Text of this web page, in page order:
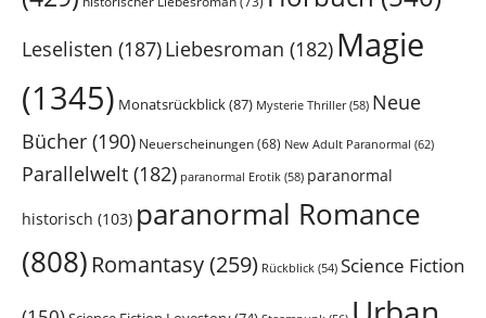
Leselisten (187)Liebesroman (182) Magie
(1345) Monatsrückblick(87) Mysterie Thriller(58) Neue
Bücher (190) Neuerscheinungen(68) New Adult Paranormal (62)
Parallelwelt (182) paranormal Erotik (58) paranormal
historisch (103) paranormal Romance
(808) Romantasy(259) Rückblick (54) Science Fiction